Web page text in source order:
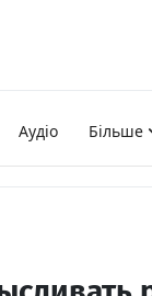
Аудіо Більше